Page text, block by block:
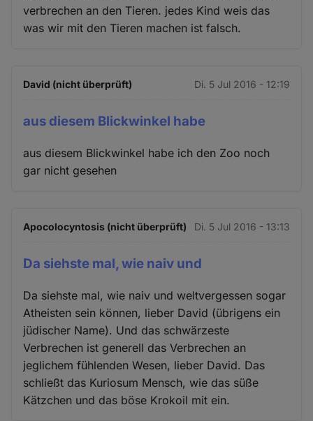
verbrechen an den Tieren. jedes Kind weis das
was wir mit den Tieren machen ist falsch.
David (nicht überprüft) Di. 5 Jul 2016 - 12:19
aus diesem Blickwinkel habe
aus diesem Blickwinkel habe ich den Zoo noch
gar nicht gesehen
Apocolocyntosis (nicht überprüft) Di. 5 Jul 2016 - 13:13
Da siehste mal, wie naiv und
Da siehste mal, wie naiv und weltvergessen sogar
Atheisten sein können, lieber David (übrigens ein
jüdischer Name). Und das schwärzeste
Verbrechen ist generell das Verbrechen an
jeglichem fühlenden Wesen, lieber David. Das
schließt das Kuriosum Mensch, wie das süße
Kätzchen und das böse Krokoil mit ein.